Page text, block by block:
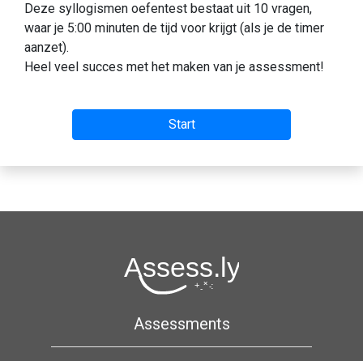
Deze syllogismen oefentest bestaat uit 10 vragen,
waar je 5:00 minuten de tijd voor krijgt (als je de timer
aanzet).
Heel veel succes met het maken van je assessment!
Assessments